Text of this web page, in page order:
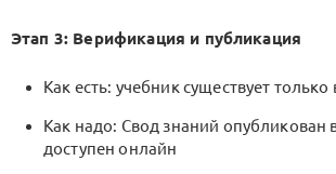
Этап 3: Верификация и публикация
Как есть: учебник существует только
Как надо: Свод знаний опубликован
доступен онлайн